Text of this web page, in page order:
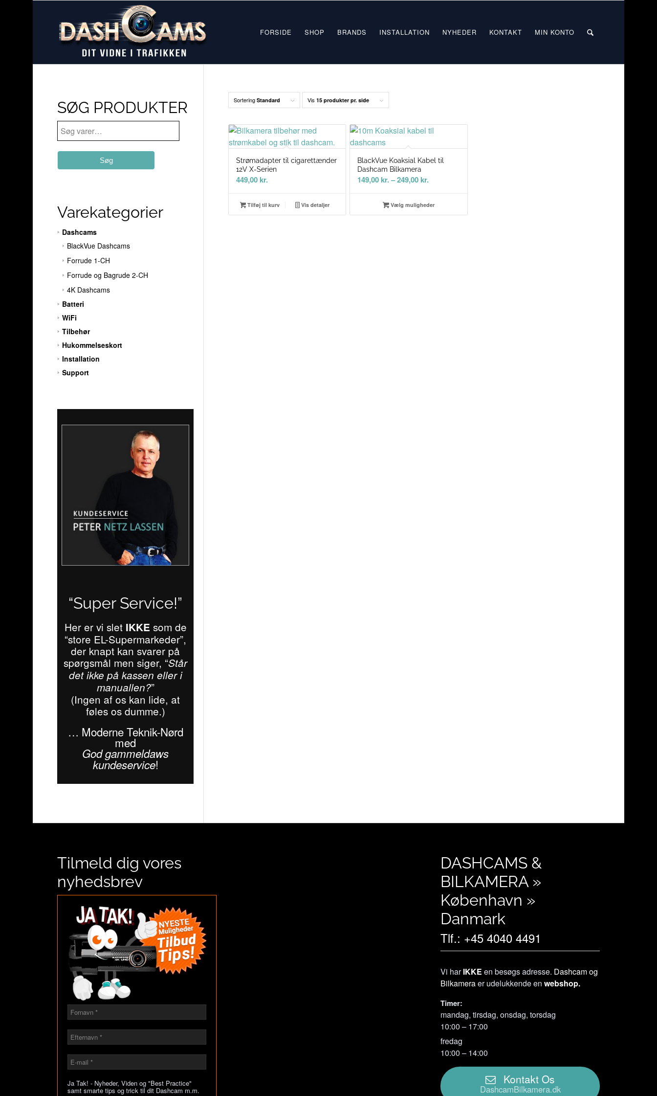
FORSIDE SHOP BRANDS INSTALLATION NYHEDER KONTAKT MIN KONTO
Sortering Standard Vis 15 produkter pr. side
Strømadapter til cigarettænder
12V X-Serien
449,00 kr.
Tilføj til kurv Vis detaljer
BlackVue Koaksial Kabel til
Dashcam Bilkamera
149,00 kr. –249,00 kr.Prisinterval:
til
249,00 kr.
Vælg muligheder
SØG PRODUKTER
Søg
Varekategorier
Dashcams
BlackVue Dashcams
Forrude 1-CH
Forrude og Bagrude 2-CH
4K Dashcams
Batteri
WiFi
Tilbehør
Hukommelseskort
Installation
Support
“Super Service!”
Her er vi slet IKKE som de
“store EL-Supermarkeder”,
der knapt kan svarer på
spørgsmål men siger, “Står
det ikke på kassen eller i
manuallen?”
(Ingen af os kan lide, at
føles os dumme.)
… Moderne Teknik-Nørd
med
God gammeldaws
kundeservice!
Tilmeld dig vores
nyhedsbrev
Ja Tak! - Nyheder, Viden og "Best Practice"
samt smarte tips og trick til dit Dashcam m.m.
DASHCAMS &
BILKAMERA »
København »
Danmark
Tlf.: +45 4040 4491
Vi harIKKE en besøgs adresse. Dashcam og
Bilkameraer udelukkende enwebshop.
Timer:
mandag, tirsdag, onsdag, torsdag
10:00 – 17:00
fredag
10:00 – 14:00
Kontakt Os
DashcamBilkamera.dk